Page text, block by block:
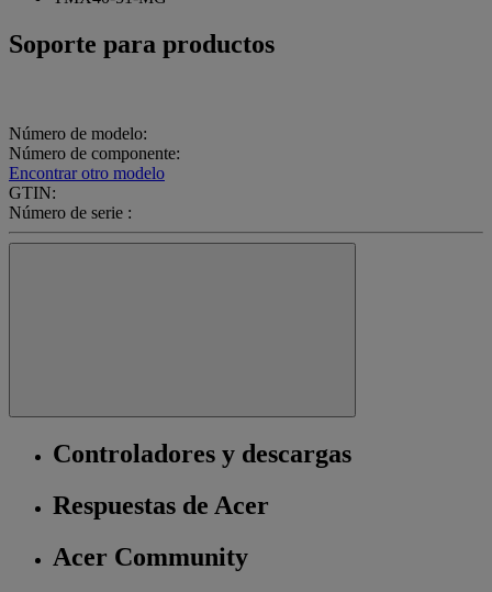
Soporte para productos
Número de modelo:
Número de componente:
Encontrar otro modelo
GTIN:
Número de serie :
Controladores y descargas
Respuestas de Acer
Acer Community